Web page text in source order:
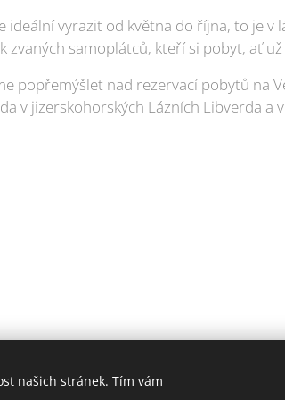
ideální vyrazit od května do října, to je v
samoplátců, kteří si pobyt, ať
popřemýšlet nad rezervací pobytů na
v jizerskohorských Lázních Libverda a
PrimaŽena.cz I ESPRIT BOHEMIA s.r.o. I
našich stránek. Tím vám